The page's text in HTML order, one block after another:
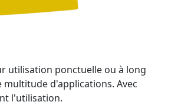
utilisation ponctuelle ou à long
d'applications. Avec
l'utilisation.